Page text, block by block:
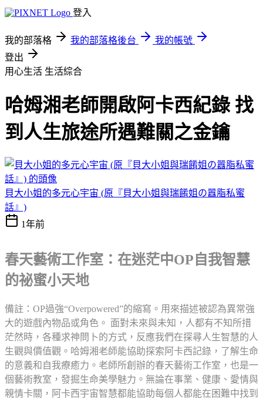
登入
我的部落格 我的部落格後台
我的帳號
登出
用心生活 生活綜合
哈姆湘老師開啟阿卡西紀錄 找
到人生旅途所遇難關之金鑰
貝大小姐的多元心宇宙 (原『貝大小姐與瑞餚姐の囂脂私蜜
話』)
1年前
春天藝術工作室：在迷茫中OP自我智慧
的祕蜜小天地
備註：OP過強“Overpowered”的縮寫。用來描述被認為異常強
大的遊戲內物品或角色。 面對未來與未知，人都有不知所措
茫然時，各種求神問卜的方式，反應我們在探尋人生智慧的人
生觀與價值觀。哈姆湘老師能協助探索阿卡西記錄，了解生命
的意義和自我療癒力。老師所創辦的春天藝術工作室，也是一
個藝術教室，發掘生命美學魅力。無論在事業、健康、愛情與
親情卡關，阿卡西宇宙智慧都能協助每個人都能在困難中找到